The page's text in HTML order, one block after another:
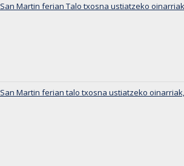
San Martin ferian Talo txosna ustiatzeko
San Martin ferian talo txosna ustiatzeko